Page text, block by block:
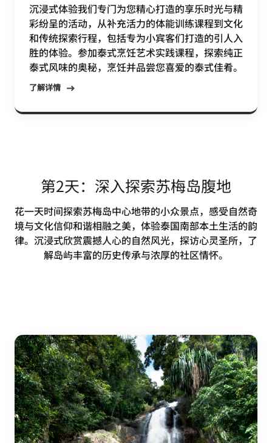
沉浸式体验我们专门为您精心打造的享乐时光与精
彩纷呈的活动，从补充活力的体能训练课程到文化
和传统探索行程，包括专为小宾客们打造的引人入
胜的体验。参加泰式烹饪艺术实践课程，探索纯正
泰式风味的奥秘，烹饪并品尝您喜爱的泰式佳肴。
了解详情
第2天：深入探索苏梅岛腹地
花一天时间探索苏梅岛中心地带的小众景点，感受自然奇
境与文化信仰和谐相融之美，体验泰国南部本土生活的韵
律。沉浸式欣赏震撼人心的自然风光，探访心灵圣所，了
解岛屿丰富的历史传承与浓厚的社区情怀。